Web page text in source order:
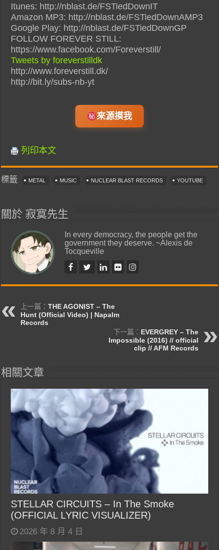
Itunes: http://nblast.de/FSTiedDownIT
Amazon MP3: http://nblast.de/FSTiedDownAMP3
Google Play: http://nblast.de/FSTiedDownGP
FOLLOW FOREVER STILL:
https://www.facebook.com/Foreverstill/
Tweets by foreverstilldk
http://www.foreverstill.dk/
http://bit.ly/subs-nb-yt
來源摸我
列印本文
標籤 METAL MUSIC NUCLEAR BLAST RECORDS YOUTUBE
關於 寂寞先生
In every democracy, the people get the
government they deserve. ~Alexis de
Tocqueville
上一篇：THE AGONIST – The
Hunt (Official Video) | Napalm
Records
下一篇： EVERGREY – The
Impossible (2016) // official
clip // AFM Records
相關文章
STELLAR CIRCUITS – In The Smoke
(OFFICIAL LYRIC VISUALIZER)
2026 年 8 月 4 日